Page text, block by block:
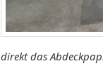
direkt das